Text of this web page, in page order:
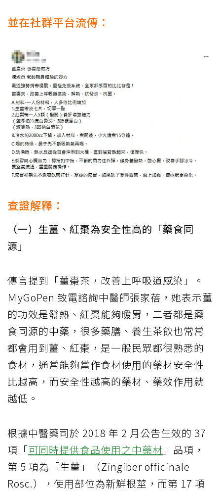
並在社群平台流傳：
查證解釋：
（一）生薑、紅棗為安全性高的「藥食同
源」
傳言提到「薑棗茶，改善上呼吸道感染」。
ＭyGoPen 致電諮詢中醫師張家蓓，她表示薑
的功效是發熱、紅棗能夠暖胃，二者都是藥
食同源的中藥，很多藥膳、養生茶飲也常常
都會用到薑、紅棗，是一般民眾都很熟悉的
食材，通常能夠當作食材使用的藥材安全性
比越高，而安全性越高的藥材、藥效作用就
越低。
根據中醫藥司於 2018 年 2 月公告生效的 37
項「可同時提供食品使用之中藥材 」品項，
第 5 項為「生薑」（Zingiber officinale
Rosc.），使用部位為新鮮根莖，而第 17 項